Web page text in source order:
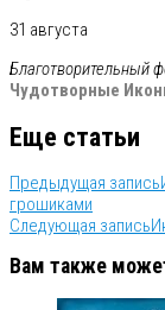
31 августа
Благотворительный
Чудотворные
Еще статьи
Предыдущая запись
грошиками
Следующая запись
Вам также